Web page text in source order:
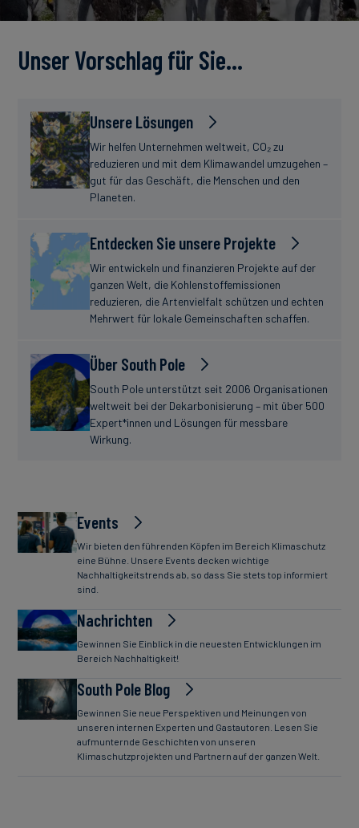
Unser Vorschlag für Sie…
Unsere Lösungen
Wir helfen Unternehmen weltweit, CO₂ zu
reduzieren und mit dem Klimawandel umzugehen –
gut für das Geschäft, die Menschen und den
Planeten.
Entdecken Sie unsere Projekte
Wir entwickeln und finanzieren Projekte auf der
ganzen Welt, die Kohlenstoffemissionen
reduzieren, die Artenvielfalt schützen und echten
Mehrwert für lokale Gemeinschaften schaffen.
Über South Pole
South Pole unterstützt seit 2006 Organisationen
weltweit bei der Dekarbonisierung – mit über 500
Expert*innen und Lösungen für messbare
Wirkung.
Events
Wir bieten den führenden Köpfen im Bereich Klimaschutz
eine Bühne. Unsere Events decken wichtige
Nachhaltigkeitstrends ab, so dass Sie stets top informiert
sind.
Nachrichten
Gewinnen Sie Einblick in die neuesten Entwicklungen im
Bereich Nachhaltigkeit!
South Pole Blog
Gewinnen Sie neue Perspektiven und Meinungen von
unseren internen Experten und Gastautoren. Lesen Sie
aufmunternde Geschichten von unseren
Klimaschutzprojekten und Partnern auf der ganzen Welt.